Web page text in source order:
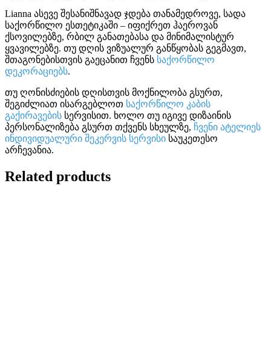
Lianna ასევე შესანიშნავად ჯდება თანამედროვე, სადა
საქორწილო ესთეტიკაში – იფიქრეთ ჰაეროვან
ქსოვილებზე, რბილ განათებასა და მინიმალისტურ
ყვავილებზე. თუ დღის ვიზუალურ განწყობას გეგმავთ,
შთაგონებისთვის გაეცანით ჩვენს საქორწილო
დეკორაციებს.
თუ ღონისძიების დღისთვის მოქნილობა გსურთ,
შეგიძლიათ ისარგებლოთ საქორწილო კაბის
გაქირავების სერვისით. ხოლო თუ იგივე დიზაინის
პერსონალიზება გსურთ თქვენს სხეულზე, ჩვენი ატელიეს
ინდივიდუალური შეკერვის სერვისი საუკეთესო
არჩევანია.
Related products